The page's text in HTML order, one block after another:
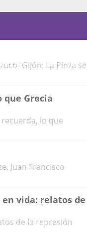
Gijón: La Pinza se
que Grecia
lo que
Juan Francisco
vida: relatos de
de la represión